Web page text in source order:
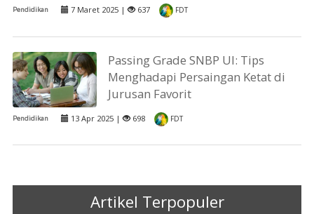
Pendidikan 7 Maret 2025 | 637 FDT
Passing Grade SNBP UI: Tips
Menghadapi Persaingan Ketat di
Jurusan Favorit
Pendidikan 13 Apr 2025 | 698 FDT
Artikel Terpopuler